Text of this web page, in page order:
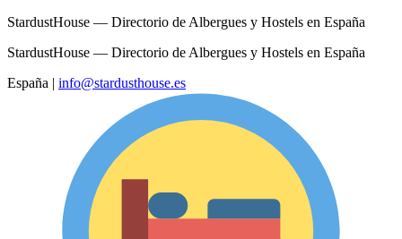
StardustHouse — Directorio de Albergues y Hostels en España
StardustHouse — Directorio de Albergues y Hostels en España
España | info@stardusthouse.es